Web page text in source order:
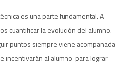
es una parte fundamental. A
cuantificar la evolución del alumno.
puntos siempre viene acompañada
incentivarán al alumno para lograr